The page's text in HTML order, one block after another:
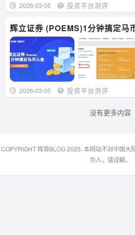
2026-03-05 投资平台测评
辉立证券 (POEMS)1分钟搞定马
2026-03-05 投资平台测评
没有更多内容
COPYRIGHT 辉哥BLOG 2025. 本网站不对中国大
华人，请谅解。